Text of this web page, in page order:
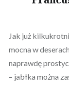
Jak już
mocna w
naprawdę
– jabłka można